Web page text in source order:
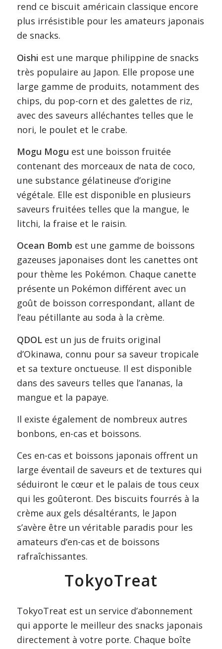
rend ce biscuit américain classique encore
plus irrésistible pour les amateurs japonais
de snacks.
Oishi est une marque philippine de snacks
très populaire au Japon. Elle propose une
large gamme de produits, notamment des
chips, du pop-corn et des galettes de riz,
avec des saveurs alléchantes telles que le
nori, le poulet et le crabe.
Mogu Mogu est une boisson fruitée
contenant des morceaux de nata de coco,
une substance gélatineuse d’origine
végétale. Elle est disponible en plusieurs
saveurs fruitées telles que la mangue, le
litchi, la fraise et le raisin.
Ocean Bomb est une gamme de boissons
gazeuses japonaises dont les canettes ont
pour thème les Pokémon. Chaque canette
présente un Pokémon différent avec un
goût de boisson correspondant, allant de
l’eau pétillante au soda à la crème.
QDOLest un jus de fruits original
d’Okinawa, connu pour sa saveur tropicale
et sa texture onctueuse. Il est disponible
dans des saveurs telles que l’ananas, la
mangue et la papaye.
Il existe également de nombreux autres
bonbons, en-cas et boissons.
Ces en-cas et boissons japonais offrent un
large éventail de saveurs et de textures qui
séduiront le cœur et le palais de tous ceux
qui les goûteront. Des biscuits fourrés à la
crème aux gels désaltérants, le Japon
s’avère être un véritable paradis pour les
amateurs d’en-cas et de boissons
rafraîchissantes.
TokyoTreat
TokyoTreat est un service d’abonnement
qui apporte le meilleur des snacks japonais
directement à votre porte. Chaque boîte